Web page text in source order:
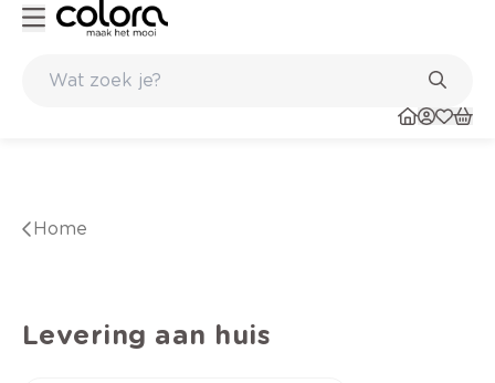
Home
Levering aan huis